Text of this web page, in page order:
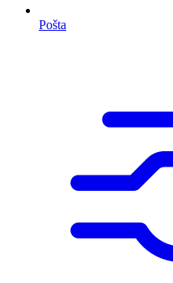
Pošta